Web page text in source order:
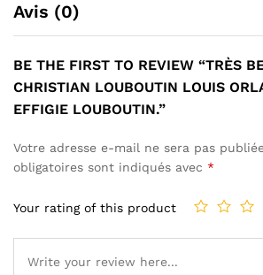
Avis (0)
BE THE FIRST TO REVIEW “TRÈS
CHRISTIAN LOUBOUTIN LOUIS
EFFIGIE LOUBOUTIN.”
Votre adresse e-mail ne sera pas
obligatoires sont indiqués avec *
Your rating of this product